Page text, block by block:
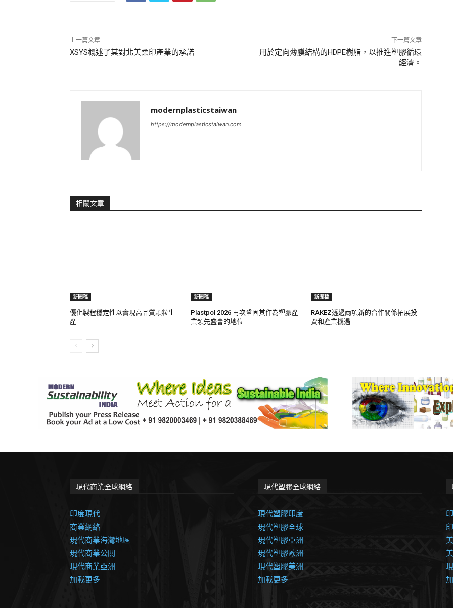
上一篇文章
XSYS概述了其對北美柔印產業的承諾
下一篇文章
用於定向薄膜結構的HDPE樹脂，以推進塑膠循環
經濟。
modernplasticstaiwan
https://modernplasticstaiwan.com
相關文章
新聞稿
優化製程穩定性以實現高品質顆粒生
產
新聞稿
Plastpol 2026 再次鞏固其作為塑膠產
業領先盛會的地位
新聞稿
RAKEZ透過兩項新的合作關係拓展投
資和產業機遇
現代商業全球網絡
印度現代
商業網絡
現代商業海灣地區
現代商業公關
現代商業亞洲
加載更多
現代塑膠全球網絡
現代塑膠印度
現代塑膠全球
現代塑膠亞洲
現代塑膠歐洲
現代塑膠美洲
加載更多